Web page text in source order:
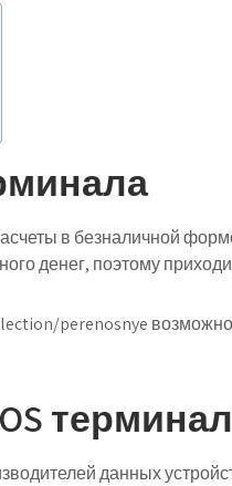
в безналичной
денег, поэтому
perenosnye
терминал
данных